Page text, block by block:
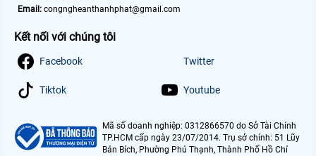
Email: congngheanthanhphat@gmail.com
Kết nối với chúng tôi
Facebook Twitter
Tiktok Youtube
Mã số doanh nghiệp: 0312866570 do Sở Tài Chính
TP.HCM cấp ngày 23/07/2014. Trụ sở chính: 51 Lũy
Bán Bích, Phường Phú Thạnh, Thành Phố Hồ Chí